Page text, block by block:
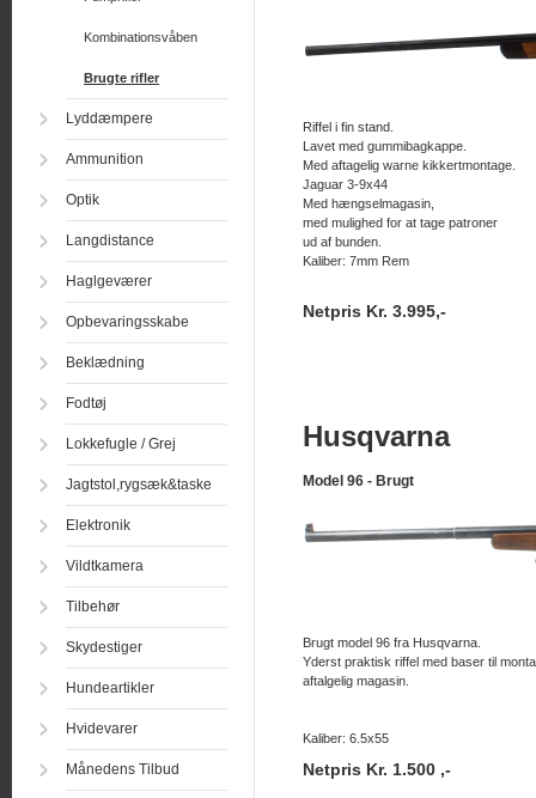
Kombinationsvåben
Brugte rifler
Lyddæmpere
Ammunition
Optik
Langdistance
Haglgeværer
Opbevaringsskabe
Beklædning
Fodtøj
Lokkefugle / Grej
Jagtstol,rygsæk&taske
Elektronik
Vildtkamera
Tilbehør
Skydestiger
Hundeartikler
Hvidevarer
Månedens Tilbud
Riffel i fin stand.
Lavet med gummibagkappe.
Med aftagelig warne kikkertmontage.
Jaguar 3-9x44
Med hængselmagasin,
med mulighed for at tage patroner
ud af bunden.
Kaliber: 7mm Rem
Netpris Kr. 3.995,-
Husqvarna
Model 96 - Brugt
Brugt model 96 fra Husqvarna.
Yderst praktisk riffel med baser til
aftalgelig magasin.
Kaliber: 6.5x55
Netpris Kr. 1.500 ,-